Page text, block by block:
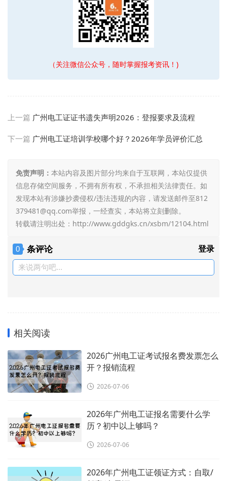
（关注微信公众号，随时掌握报考资讯！)
上一篇 广州电工证证书遗失声明2026：登报要求及流程
下一篇 广州电工证培训学校哪个好？2026年学员评价汇总
免责声明： 本站内容及图片部分均来自于互联网，本站仅提供
信息存储空间服务，不拥有所有权，不承担相关法律责任。如
发现本站有涉嫌抄袭侵权/违法违规的内容，请发送邮件至812
379481@qq.com举报，一经查实，本站将立刻删除。
转载请注明出处： http://www.gddgks.cn/xsbm/12104.html
0 条评论 登录
来说两句吧...
相关阅读
2026广州电工证考试报名费发票怎么
开？报销流程
2026-07-06
2026年广州电工证报名需要什么学
历？初中以上够吗？
2026-07-06
2026年广州电工证领证方式：自取/